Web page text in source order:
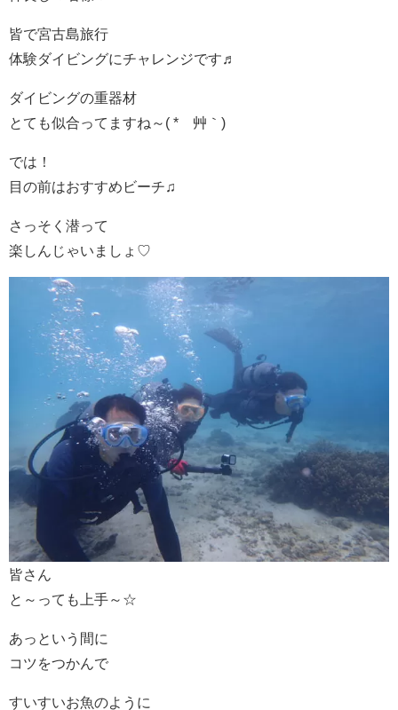
皆で宮古島旅行
体験ダイビングにチャレンジです♬
ダイビングの重器材
とても似合ってますね～( *´艸｀)
では！
目の前はおすすめビーチ♫
さっそく潜って
楽しんじゃいましょ♡
皆さん
と～っても上手～☆
あっという間に
コツをつかんで
すいすいお魚のように